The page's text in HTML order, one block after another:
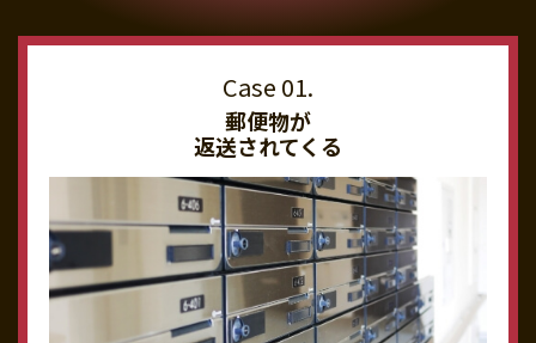
郵便物が
返送されてくる